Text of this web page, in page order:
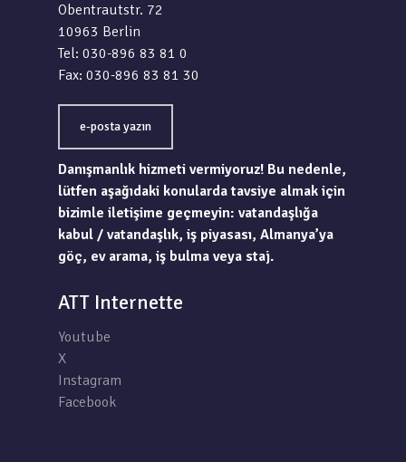
Obentrautstr. 72
10963 Berlin
Tel: 030-896 83 81 0
Fax: 030-896 83 81 30
e-posta yazın
Danışmanlık hizmeti vermiyoruz! Bu nedenle,
lütfen aşağıdaki konularda tavsiye almak için
bizimle iletişime geçmeyin: vatandaşlığa
kabul / vatandaşlık, iş piyasası, Almanya’ya
göç, ev arama, iş bulma veya staj.
ATT Internette
Youtube
X
Instagram
Facebook